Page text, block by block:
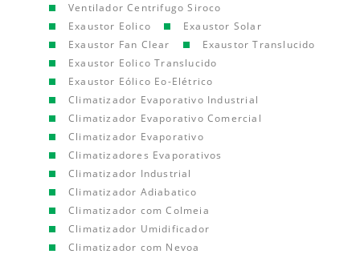
Ventilador Centrifugo Siroco
Exaustor Eolico
Exaustor Solar
Exaustor Fan Clear
Exaustor Translucido
Exaustor Eolico Translucido
Exaustor Eólico Eo-Elétrico
Climatizador Evaporativo Industrial
Climatizador Evaporativo Comercial
Climatizador Evaporativo
Climatizadores Evaporativos
Climatizador Industrial
Climatizador Adiabatico
Climatizador com Colmeia
Climatizador Umidificador
Climatizador com Nevoa